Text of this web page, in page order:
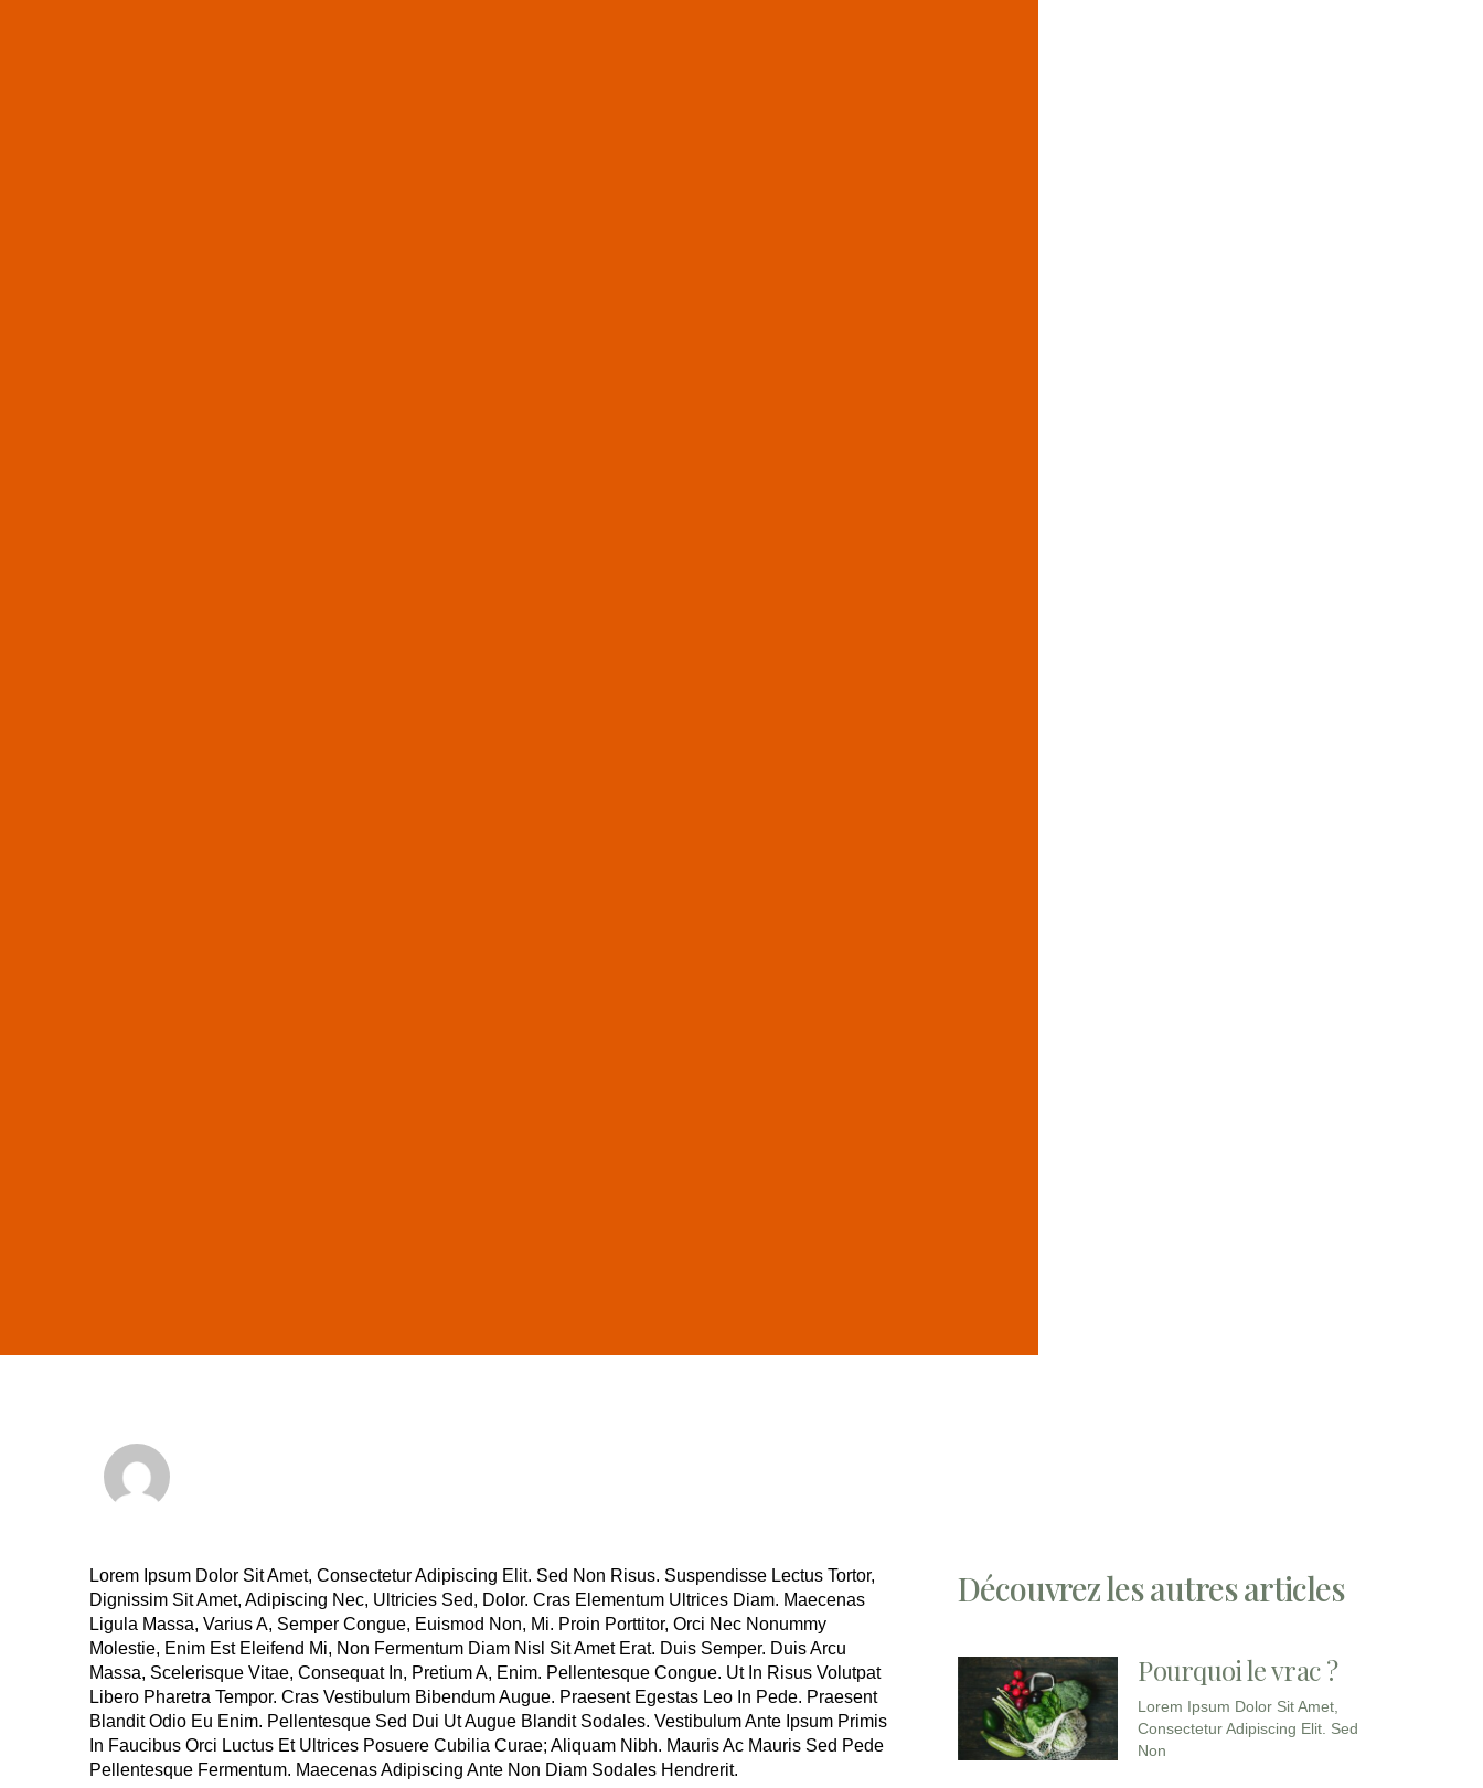
Lorem Ipsum Dolor Sit Amet, Consectetur Adipiscing Elit. Sed Non Risus. Suspendisse Lectus Tortor,
Dignissim Sit Amet, Adipiscing Nec, Ultricies Sed, Dolor. Cras Elementum Ultrices Diam. Maecenas
Ligula Massa, Varius A, Semper Congue, Euismod Non, Mi. Proin Porttitor, Orci Nec Nonummy
Molestie, Enim Est Eleifend Mi, Non Fermentum Diam Nisl Sit Amet Erat. Duis Semper. Duis Arcu
Massa, Scelerisque Vitae, Consequat In, Pretium A, Enim. Pellentesque Congue. Ut In Risus Volutpat
Libero Pharetra Tempor. Cras Vestibulum Bibendum Augue. Praesent Egestas Leo In Pede. Praesent
Blandit Odio Eu Enim. Pellentesque Sed Dui Ut Augue Blandit Sodales. Vestibulum Ante Ipsum Primis
In Faucibus Orci Luctus Et Ultrices Posuere Cubilia Curae; Aliquam Nibh. Mauris Ac Mauris Sed Pede
Pellentesque Fermentum. Maecenas Adipiscing Ante Non Diam Sodales Hendrerit.
Découvrez les autres articles
Pourquoi le vrac ?
Lorem Ipsum Dolor Sit Amet,
Consectetur Adipiscing Elit. Sed
Non